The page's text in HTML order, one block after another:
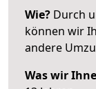
Wie? Durch
können wir
andere
Was wir